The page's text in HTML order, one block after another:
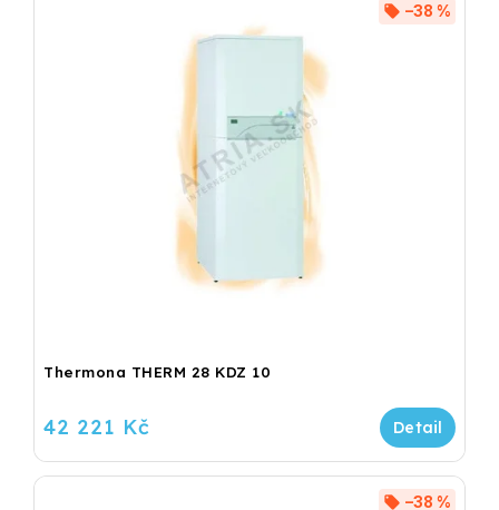
Thermona THERM 28 KDZ 10
–38 %
42 221 Kč
–38 %